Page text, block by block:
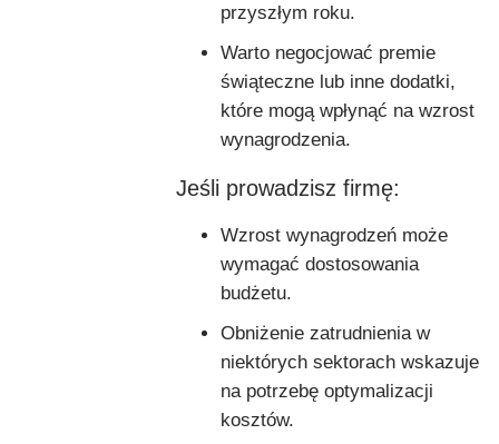
przyszłym roku.
Warto negocjować premie
świąteczne lub inne dodatki,
które mogą wpłynąć na wzrost
wynagrodzenia.
Jeśli prowadzisz firmę:
Wzrost wynagrodzeń może
wymagać dostosowania
budżetu.
Obniżenie zatrudnienia w
niektórych sektorach wskazuje
na potrzebę optymalizacji
kosztów.